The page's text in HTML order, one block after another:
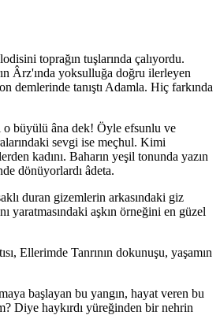
toprağın tuşlarında çalıyordu.
Ârz'ında yoksulluğa doğru ilerleyen
demlerinde tanıştı Adamla. Hiç farkında
o büyülü âna dek! Öyle efsunlu ve
sevgi ise meçhul. Kimi
kadını. Baharın yeşil tonunda yazın
dönüyorlardı âdeta.
duran gizemlerin arkasındaki giz
yaratmasındaki aşkın örneğini en güzel
Ellerimde Tanrının dokunuşu, yaşamın
başlayan bu yangın, hayat veren bu
Diye haykırdı yüreğinden bir nehrin